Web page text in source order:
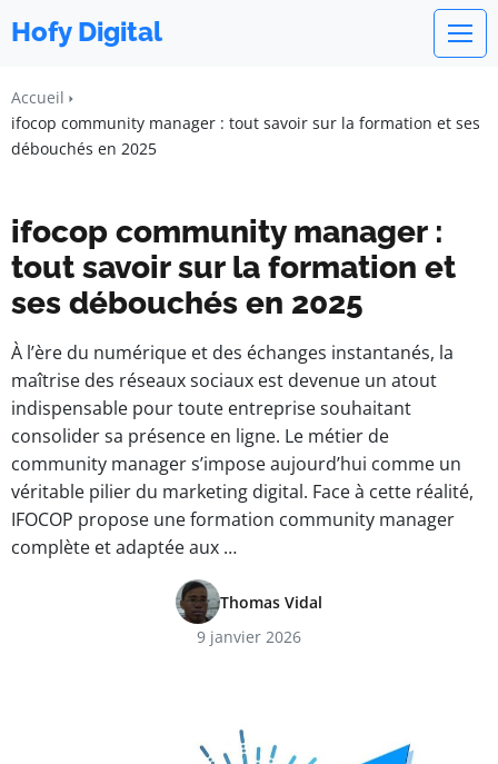
Hofy Digital
Accueil
ifocop community manager : tout savoir sur la formation et ses
débouchés en 2025
ifocop community manager :
tout savoir sur la formation et
ses débouchés en 2025
À l’ère du numérique et des échanges instantanés, la
maîtrise des réseaux sociaux est devenue un atout
indispensable pour toute entreprise souhaitant
consolider sa présence en ligne. Le métier de
community manager s’impose aujourd’hui comme un
véritable pilier du marketing digital. Face à cette réalité,
IFOCOP propose une formation community manager
complète et adaptée aux …
Thomas Vidal
9 janvier 2026